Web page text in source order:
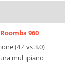
960
(4.4 vs 3.0)
multipiano